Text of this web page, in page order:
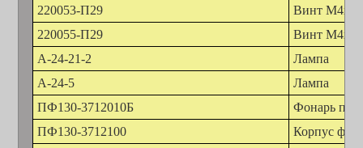
220053-П29
Винт
220055-П29
Винт
А-24-21-2
Лампа
А-24-5
Лампа
ПФ130-3712010Б
Фонарь
ПФ130-3712100
Корпус